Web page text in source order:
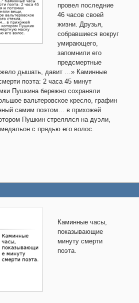
провел последние
46 часов своей
жизни. Друзья,
собравшиеся вокруг
умирающего,
запомнили его
предсмертные
дышать, давит …» Каминные
поэта: 2 часа 45 минут
Пушкина бережно сохраняли
вальтеровское кресло, графин
самим поэтом… в прихожей
Пушкин стрелялся на дуэли,
с прядью его волос.
Каминные часы,
показывающие
минуту смерти
поэта.